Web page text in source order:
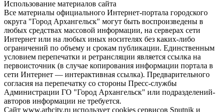
Использование материалов сайта
Все материалы официального Интернет-портала городского
округа "Город Архангельск" могут быть воспроизведены в
любых средствах массовой информации, на серверах сети
Интернет или на любых иных носителях без каких-либо
ограничений по объему и срокам публикации. Единственным
условием перепечатки и ретрансляции является ссылка на
первоисточник (в случае копирования информации портала в
сети Интернет — интерактивная ссылка). Предварительного
согласия на перепечатку со стороны Пресс-службы
Администрации ГО "Город Архангельск" или подразделений-
авторов информации не требуется.
Сайт www.arhcity.ru использует cookies сервисов Sputnik и